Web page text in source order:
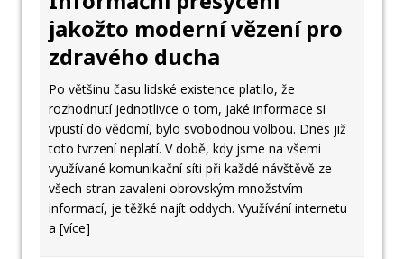
jakožto moderní vězení pro
zdravého ducha
Po většinu času lidské existence platilo, že
rozhodnutí jednotlivce o tom, jaké informace si
vpustí do vědomí, bylo svobodnou volbou. Dnes již
toto tvrzení neplatí. V době, kdy jsme na všemi
využívané komunikační síti při každé návštěvě ze
všech stran zavaleni obrovským množstvím
informací, je těžké najít oddych. Využívání internetu
a [více]